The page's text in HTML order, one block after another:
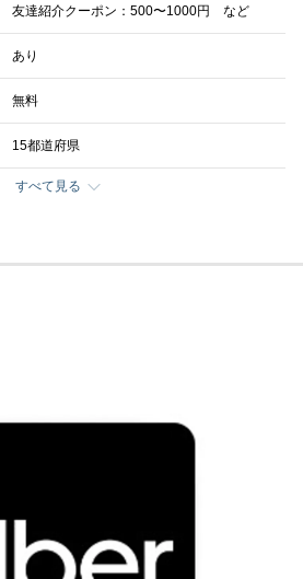
友達紹介クーポン：500〜1000円 など
あり
無料
15都道府県
すべて見る